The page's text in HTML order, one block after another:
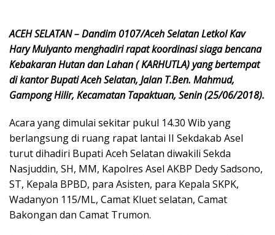
ACEH SELATAN – Dandim 0107/Aceh Selatan Letkol Kav
Hary Mulyanto menghadiri rapat koordinasi siaga bencana
Kebakaran Hutan dan Lahan ( KARHUTLA) yang bertempat
di kantor Bupati Aceh Selatan, Jalan T.Ben. Mahmud,
Gampong Hilir, Kecamatan Tapaktuan, Senin (25/06/2018).
Acara yang dimulai sekitar pukul 14.30 Wib yang
berlangsung di ruang rapat lantai II Sekdakab Asel
turut dihadiri Bupati Aceh Selatan diwakili Sekda
Nasjuddin, SH, MM, Kapolres Asel AKBP Dedy Sadsono,
ST, Kepala BPBD, para Asisten, para Kepala SKPK,
Wadanyon 115/ML, Camat Kluet selatan, Camat
Bakongan dan Camat Trumon.